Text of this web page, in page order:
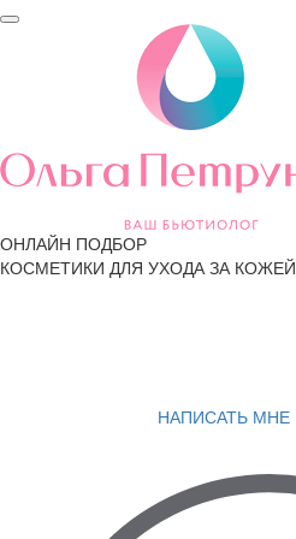
ОНЛАЙН ПОДБОР
КОСМЕТИКИ ДЛЯ УХОДА ЗА КОЖЕЙ
НАПИСАТЬ МНЕ